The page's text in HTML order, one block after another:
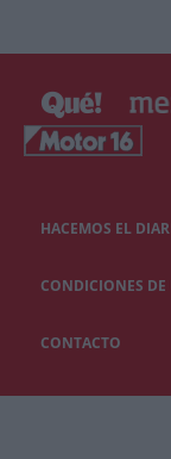
HACEMOS EL
CONDICIONES DE
CONTACTO